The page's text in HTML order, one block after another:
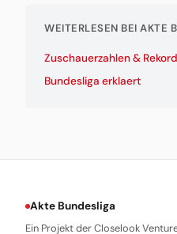
WEITERLESEN BEI AKTE
Zuschauerzahlen &
Bundesliga erklaert
Akte Bundesliga
Ein Projekt der Closelook